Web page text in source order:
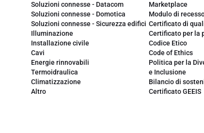
Soluzioni connesse - Datacom
Soluzioni connesse - Domotica
Soluzioni connesse - Sicurezza edifici
Illuminazione
Installazione civile
Cavi
Energie rinnovabili
Termoidraulica
Climatizzazione
Altro
Marketplace
Modulo di
Certificato di
Certificato per la
Codice Etico
Code of Ethics
Politica per la
e Inclusione
Bilancio di
Certificato GEEIS